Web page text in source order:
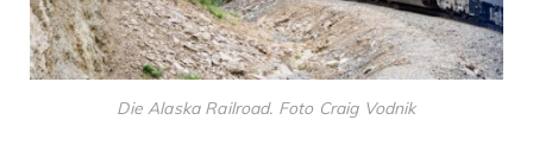
Die Alaska Railroad. Foto Craig Vodnik